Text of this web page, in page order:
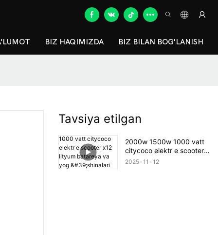
BIZ HAQIMIZDA BIZ BILAN BOG'LANISH
Tavsiya etilgan
2000w 1500w 1000 vatt
citycoco elektr e scooter
x12 lityum batareya va
2025 11 12